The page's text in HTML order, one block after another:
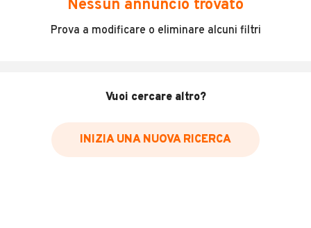
Incidenti in cui è stato coinvolto il veicolo
Data e luogo delle revisioni effettuate
Inserisci il numero di targa per verificare la disponibilità
Nessun annuncio trovato
Prova a modificare o eliminare alcuni filtri
Vuoi cercare altro?
INIZIA UNA NUOVA RICERCA